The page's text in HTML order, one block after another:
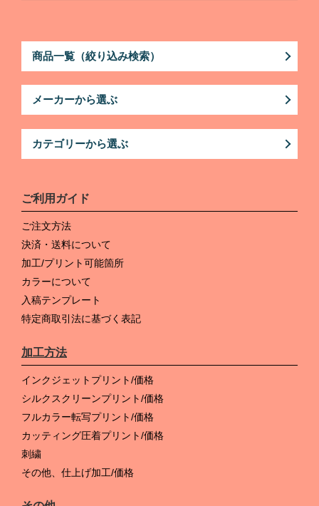
商品一覧（絞り込み検索）
メーカーから選ぶ
カテゴリーから選ぶ
ご利用ガイド
ご注文方法
決済・送料について
加工/プリント可能箇所
カラーについて
入稿テンプレート
特定商取引法に基づく表記
加工方法
インクジェットプリント/価格
シルクスクリーンプリント/価格
フルカラー転写プリント/価格
カッティング圧着プリント/価格
刺繍
その他、仕上げ加工/価格